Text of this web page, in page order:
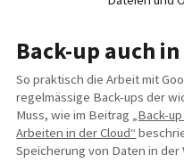
Back-up auch
So praktisch die Arbeit mit
regelmässige Back-ups der
Muss, wie im Beitrag „Back-
Arbeiten in der Cloud“
Speicherung von Daten in der